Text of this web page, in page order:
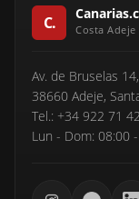
Av. de Bruselas
38660 Adeje,
Tel.: +34 922 71
Lun - Dom: 08:00